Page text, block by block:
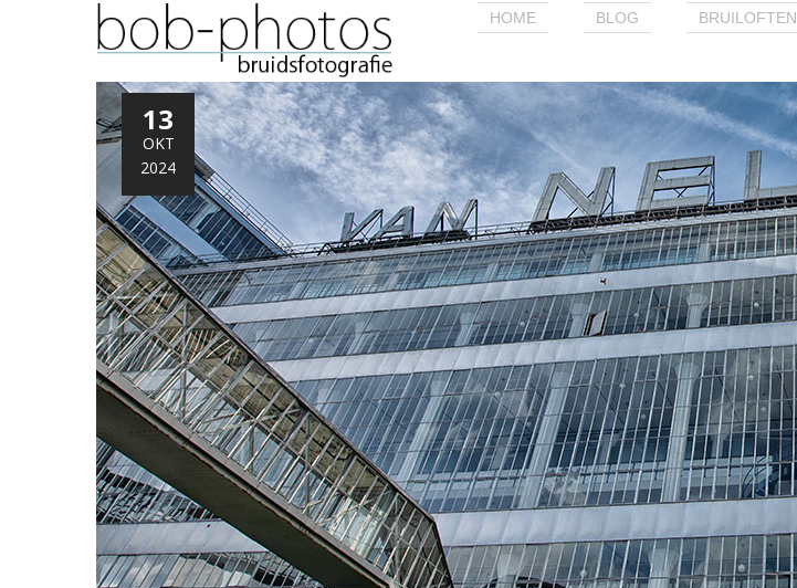
HOME BLOG BRUILOFTEN
13
OKT
2024